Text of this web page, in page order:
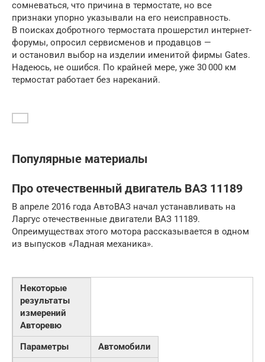
сомневаться, что причина в термостате, но все
признаки упорно указывали на его неисправность.
В поисках добротного термостата прошерстил интернет-
форумы, опросил сервисменов и продавцов —
и остановил выбор на изделии именитой фирмы Gates.
Надеюсь, не ошибся. По крайней мере, уже 30 000 км
термостат работает без нареканий.
Популярные материалы
Про отечественный двигатель ВАЗ 11189
В апреле 2016 года АвтоВАЗ начал устанавливать на
Ларгус отечественные двигатели ВАЗ 11189.
Опреимуществах этого мотора рассказывается в одном
из выпусков «Ладная механика».
Некоторые
результаты
измерений
Авторевю
Параметры
Автомобили